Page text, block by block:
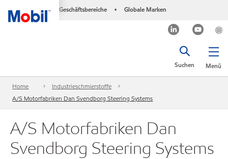
Geschäftsbereiche • Globale Marken
Menü
Suchen
Home
Industrieschmierstoffe
A/S Motorfabriken Dan Svendborg Steering Systems
A/S Motorfabriken Dan
Svendborg Steering Systems